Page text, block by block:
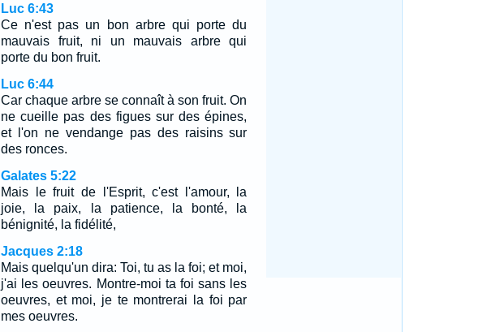
Luc 6:43
Ce n'est pas un bon arbre qui porte du
mauvais fruit, ni un mauvais arbre qui
porte du bon fruit.
Luc 6:44
Car chaque arbre se connaît à son fruit. On
ne cueille pas des figues sur des épines,
et l'on ne vendange pas des raisins sur
des ronces.
Galates 5:22
Mais le fruit de l'Esprit, c'est l'amour, la
joie, la paix, la patience, la bonté, la
bénignité, la fidélité,
Jacques 2:18
Mais quelqu'un dira: Toi, tu as la foi; et moi,
j'ai les oeuvres. Montre-moi ta foi sans les
oeuvres, et moi, je te montrerai la foi par
mes oeuvres.